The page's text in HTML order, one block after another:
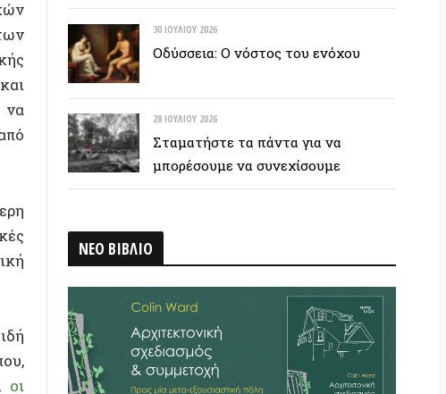
Σταματήστε τα πάντα για να
μπορέσουμε να συνεχίσουμε
ΝΕΟ ΒΙΒΛΙΟ
ΤΥΧΑΙΟ ΕΤΙΚΕΤΟΣΥΝΝΕΦΟ